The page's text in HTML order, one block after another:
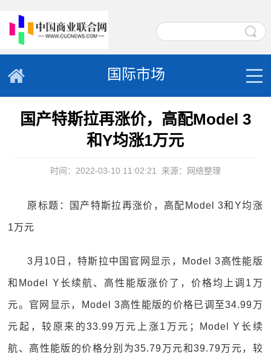
国际市场
国产特斯拉再涨价，高配Model 3
和Y均涨1万元
时间：2022-03-10 11:02:21 来源：网络整理
原标题：国产特斯拉再涨价，高配Model 3和Y均涨
1万元
3月10日，特斯拉中国官网显示，Model 3高性能版
和Model Y长续航、高性能版涨价了，价格均上调1万
元。官网显示，Model 3高性能版的价格已调至34.99万
元起，较原来的33.99万元上涨1万元；Model Y长续
航、高性能版的价格分别为35.79万元和39.79万元，较